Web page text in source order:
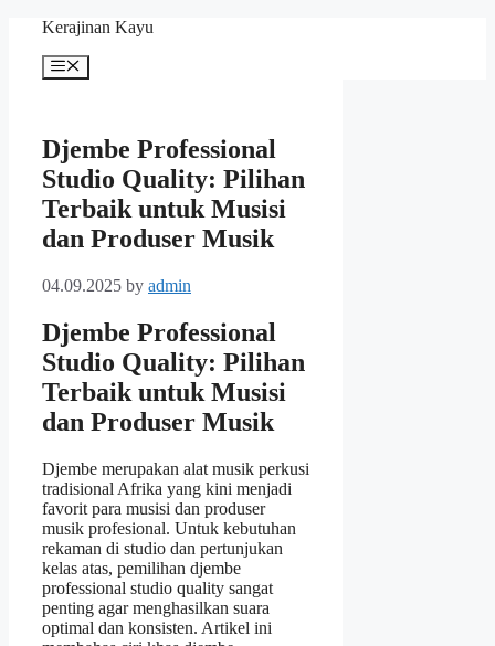
content
Kerajinan Kayu
Menu
Djembe Professional
Studio Quality: Pilihan
Terbaik untuk Musisi
dan Produser Musik
04.09.2025 by admin
Djembe Professional
Studio Quality: Pilihan
Terbaik untuk Musisi
dan Produser Musik
Djembe merupakan alat musik perkusi
tradisional Afrika yang kini menjadi
favorit para musisi dan produser
musik profesional. Untuk kebutuhan
rekaman di studio dan pertunjukan
kelas atas, pemilihan djembe
professional studio quality sangat
penting agar menghasilkan suara
optimal dan konsisten. Artikel ini